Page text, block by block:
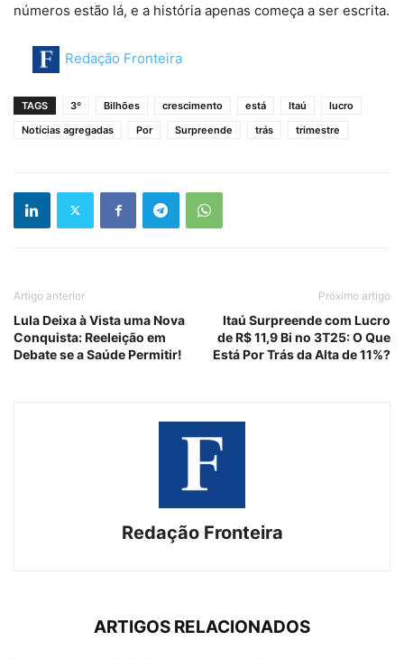
números estão lá, e a história apenas começa a ser escrita.
Redação Fronteira
TAGS 3º Bilhões crescimento está Itaú
lucro
Notícias agregadas
Por Surpreende trás trimestre
Artigo anterior
Lula Deixa à Vista uma Nova
Conquista: Reeleição em
Debate se a Saúde Permitir!
Próximo artigo
Itaú Surpreende com Lucro
de R$ 11,9 Bi no 3T25: O Que
Está Por Trás da Alta de 11%?
Redação Fronteira
ARTIGOS RELACIONADOS